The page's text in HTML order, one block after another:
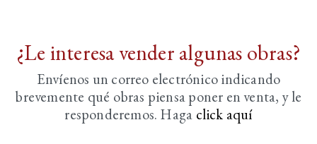
¿Le interesa vender algunas obras?
Envíenos un correo electrónico indicando
brevemente qué obras piensa poner en venta, y le
responderemos. Haga click aquí­